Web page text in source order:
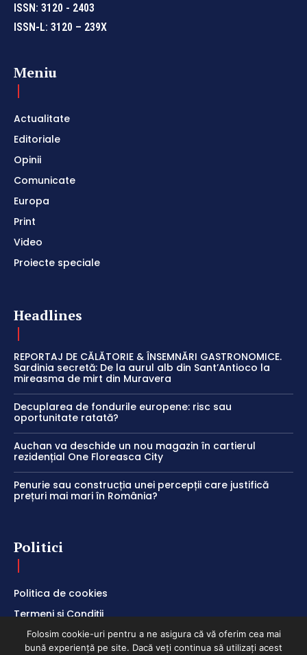
ISSN: 3120 - 2403
ISSN-L: 3120 – 239X
Meniu
Actualitate
Editoriale
Opinii
Comunicate
Europa
Print
Video
Proiecte speciale
Headlines
REPORTAJ DE CĂLĂTORIE & ÎNSEMNĂRI GASTRONOMICE.
Sardinia secretă: De la aurul alb din Sant’Antioco la
mireasma de mirt din Muravera
Decuplarea de fondurile europene: risc sau
oportunitate ratată?
Auchan va deschide un nou magazin în cartierul
rezidențial One Floreasca City
Penurie sau construcția unei percepții care justifică
prețuri mai mari în România?
Politici
Politica de cookies
Termeni și Condiții
Politica de Confidențialitate
Folosim cookie-uri pentru a ne asigura că vă oferim cea mai
bună experiență pe site. Dacă veți continua să utilizați acest